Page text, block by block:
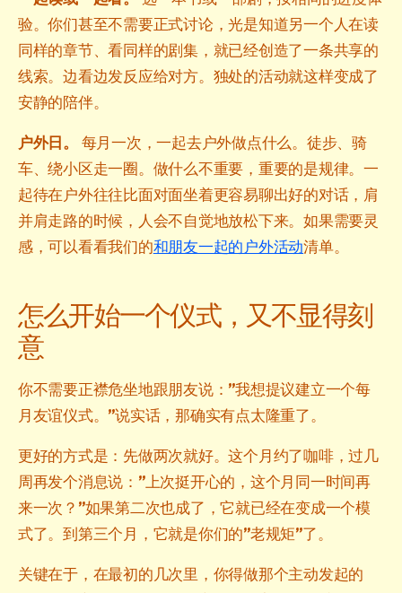
验。你们甚至不需要正式讨论，光是知道另一个人在读
同样的章节、看同样的剧集，就已经创造了一条共享的
线索。边看边发反应给对方。独处的活动就这样变成了
安静的陪伴。
户外日。
每月一次，一起去户外做点什么。徒步、骑
车、绕小区走一圈。做什么不重要，重要的是规律。一
起待在户外往往比面对面坐着更容易聊出好的对话，肩
并肩走路的时候，人会不自觉地放松下来。如果需要灵
感，可以看看我们的和朋友一起的户外活动清单。
怎么开始一个仪式，又不显得刻
意
你不需要正襟危坐地跟朋友说：”我想提议建立一个每
月友谊仪式。”说实话，那确实有点太隆重了。
更好的方式是：先做两次就好。这个月约了咖啡，过几
周再发个消息说：”上次挺开心的，这个月同一时间再
来一次？”如果第二次也成了，它就已经在变成一个模
式了。到第三个月，它就是你们的”老规矩”了。
关键在于，在最初的几次里，你得做那个主动发起的